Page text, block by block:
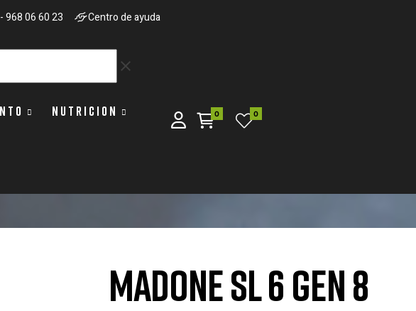
968 06 60 23 Centro de ayuda
clear
NUTRICION 0 0
MADONE SL 6 GEN 8